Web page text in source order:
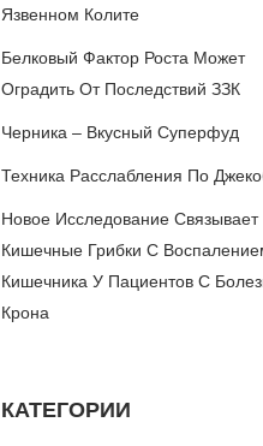
Язвенном Колите
Белковый Фактор Роста Может
Оградить От Последствий ЗЗК
Черника – Вкусный Суперфуд
Техника Расслабления По
Новое Исследование Связывает
Кишечные Грибки С
Кишечника У Пациентов С
Крона
КАТЕГОРИИ